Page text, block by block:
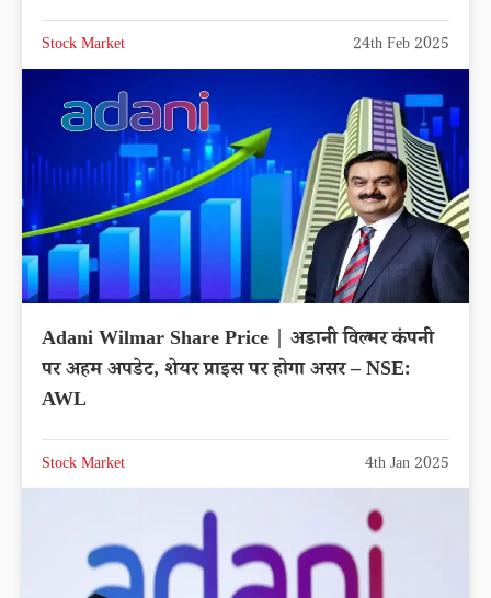
Stock Market 24th Feb 2025
Adani Wilmar Share Price | अडानी विल्मर कंपनी
पर अहम अपडेट, शेयर प्राइस पर होगा असर – NSE:
AWL
Stock Market 4th Jan 2025